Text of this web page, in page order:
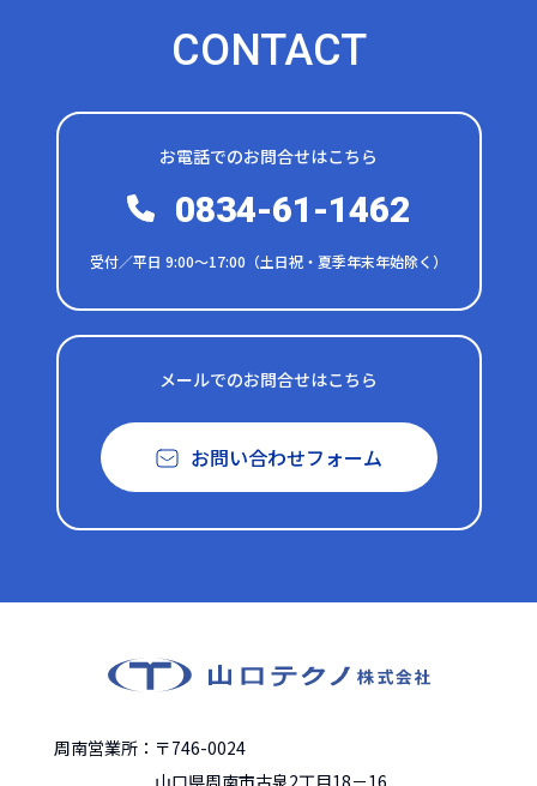
CONTACT
お電話でのお問合せはこちら
0834-61-1462
受付／平日 9:00～17:00（土日祝・夏季年末年始除く）
メールでのお問合せはこちら
お問い合わせフォーム
周南営業所：〒746-0024